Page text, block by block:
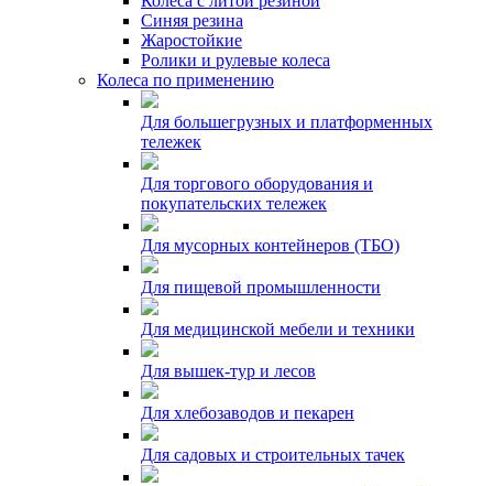
Синяя резина
Жаростойкие
Ролики и рулевые колеса
Колеса по применению
Для большегрузных и платформенных
тележек
Для торгового оборудования и
покупательских тележек
Для мусорных контейнеров (ТБО)
Для пищевой промышленности
Для медицинской мебели и техники
Для вышек-тур и лесов
Для хлебозаводов и пекарен
Для садовых и строительных тачек